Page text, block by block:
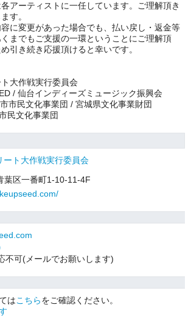
アーティストに一任しています。ご理解頂き
す。
に変更があった場合でも、払い戻し・返金等
までもご支援の一環ということにご理解頂
引き続き応援頂けると幸いです。
大作戦実行委員会
/ 仙台インディーズミュージック振興会
市民文化事業団 / 宮城県文化事業財団
民文化事業団
ート大作戦実行委員会
葉区一番町1-10-11-4F
不可(メールでお願いします)
はこちらをご確認ください。